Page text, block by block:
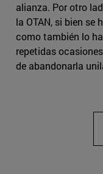
alianza. Por otro
la OTAN, si bien
como también lo
repetidas
de abandonarla